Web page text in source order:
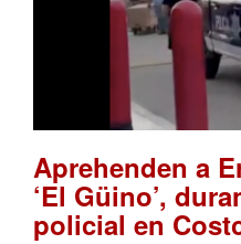
Aprehenden a
‘El Güino’,
policial en